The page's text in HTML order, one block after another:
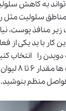
به کاهش
سلولیت مثل
زیر منافذ پوست،
کار با ید یکی از
را انتخاب
حین انجام
منظم بنوشید.